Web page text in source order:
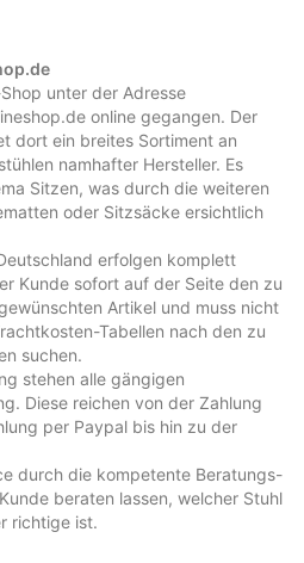
unter der Adresse
online gegangen. Der
dort ein breites Sortiment an
namhafter Hersteller. Es
Sitzen, was durch die weiteren
oder Sitzsäcke ersichtlich
erfolgen komplett
Kunde sofort auf der Seite den zu
Artikel und muss nicht
Tabellen nach den zu
suchen.
stehen alle gängigen
Diese reichen von der Zahlung
per Paypal bis hin zu der
durch die kompetente Beratungs-
beraten lassen, welcher Stuhl
richtige ist.